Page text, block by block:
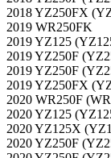
2018 YZ250FX
2019 WR250FK
2019 YZ125
2019 YZ250F
2019 YZ250F
2019 YZ250FX
2020 WR250F
2020 YZ125
2020 YZ125X
2020 YZ250F